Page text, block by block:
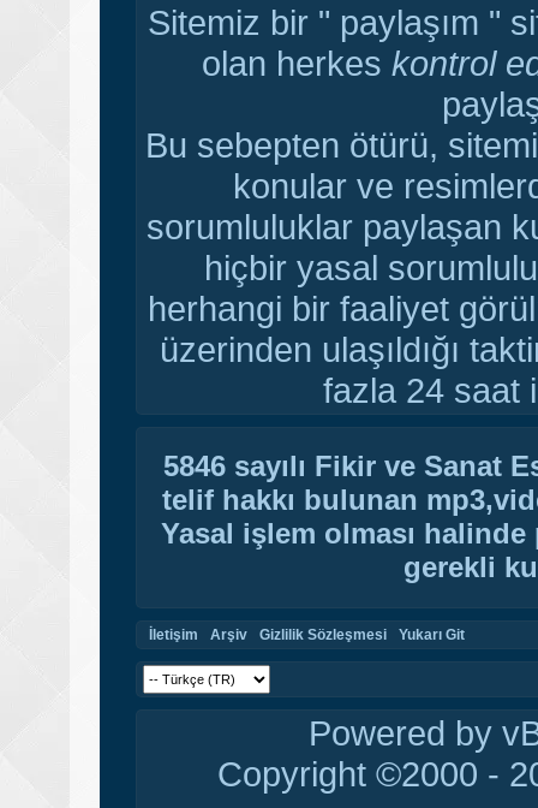
Sitemiz bir " paylaşım "
olan herkes kontrol
Bu sebepten ötürü,
konular ve
sorumluluklar paylaşan
hiçbir yasal
herhangi bir faaliyet
üzerinden ulaşıldığı
fazla 24 saat
5846 sayılı Fikir ve Sanat
telif hakkı bulunan
Yasal işlem olması
gerekli
İletişim Arşiv Gizlilik Sözleşmesi Yukarı Git
Powered by
Copyright ©2000 -